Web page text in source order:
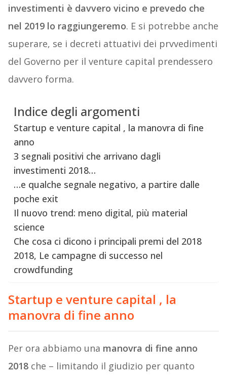
investimenti è davvero vicino e prevedo che
nel 2019 lo raggiungeremo. E si potrebbe anche
superare, se i decreti attuativi dei prvvedimenti
del Governo per il venture capital prendessero
davvero forma.
Indice degli argomenti
Startup e venture capital , la manovra di fine
anno
3 segnali positivi che arrivano dagli
investimenti 2018…
…e qualche segnale negativo, a partire dalle
poche exit
Il nuovo trend: meno digital, più material
science
Che cosa ci dicono i principali premi del 2018
2018, Le campagne di successo nel
crowdfunding
Startup e venture capital , la
manovra di fine anno
Per ora abbiamo una manovra di fine anno
2018 che – limitando il giudizio per quanto